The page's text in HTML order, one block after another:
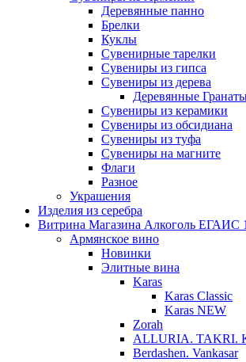
Деревянные панно
Брелки
Куклы
Сувенирные тарелки
Сувениры из гипса
Сувениры из дерева
Деревянные
Сувениры из керамики
Сувениры из обсидиана
Сувениры из туфа
Сувениры на магните
Флаги
Разное
Украшения
Изделия из серебра
Витрина Магазина Алкоголь ЕГАИС
Армянское вино
Новинки
Элитные вина
Karas
Karas Classic
Karas NEW
Zorah
ALLURIA. TAKRI.
Berdashen. Vankasar